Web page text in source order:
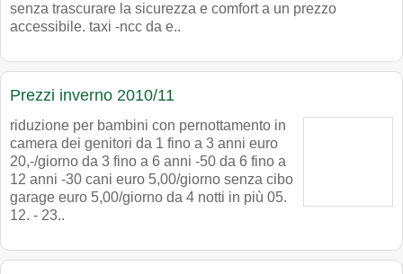
senza trascurare la sicurezza e comfort a un prezzo
accessibile. taxi -ncc da e..
Prezzi inverno 2010/11
riduzione per bambini con pernottamento in
camera dei genitori da 1 fino a 3 anni euro
20,-/giorno da 3 fino a 6 anni -50 da 6 fino a
12 anni -30 cani euro 5,00/giorno senza cibo
garage euro 5,00/giorno da 4 notti in più 05.
12. - 23..